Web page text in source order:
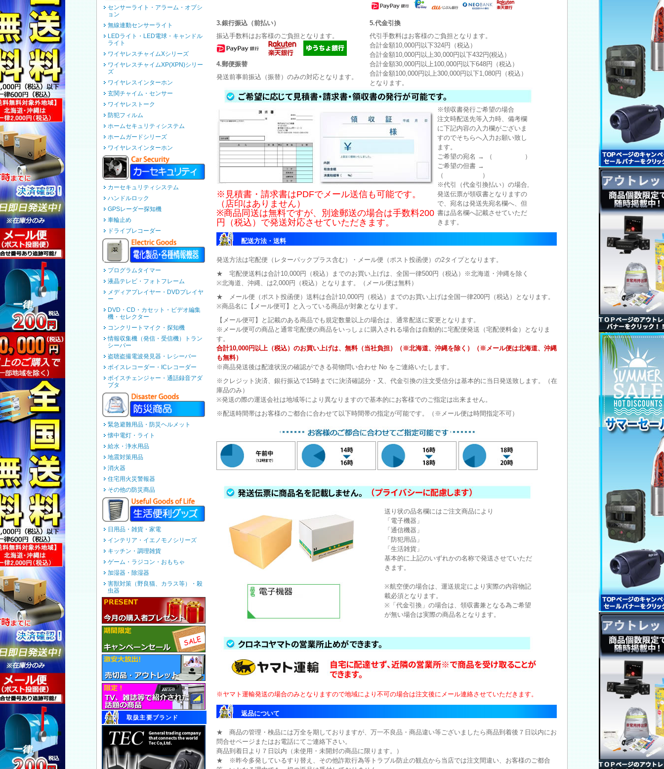
センサーライト・アラーム・オプシ
ョン
無線連動センサーライト
LEDライト・LED電球・キャンドル
ライト
ワイヤレスチャイムXシリーズ
ワイヤレスチャイムXP(XPN)シリー
ズ
ワイヤレスインターホン
玄関チャイム・センサー
ワイヤレストーク
防犯フィルム
ホームセキュリティシステム
ホームガードシリーズ
ワイヤレスインターホン
カーセキュリティシステム
ハンドルロック
GPSレーダー探知機
車輪止め
ドライブレコーダー
プログラムタイマー
液晶テレビ・フォトフレーム
メディアプレイヤー・DVDプレイヤ
ー
DVD・CD・カセット・ビデオ編集
機・セレクター
コンクリートマイク・探知機
情報収集機（発信・受信機）トラン
シーバー
盗聴盗撮電波発見器・レシーバー
ボイスレコーダー・ICレコーダー
ボイスチェンジャー・通話録音アダ
プタ
緊急避難用品・防災ヘルメット
懐中電灯・ライト
給水・浄水用品
地震対策用品
消火器
住宅用火災警報器
その他の防災商品
日用品・雑貨・家電
インテリア・イエノモノシリーズ
キッチン・調理雑貨
ゲーム・ラジコン・おもちゃ
加湿器・除湿器
害獣対策（野良猫、カラス等）・殺
虫器
取扱主要ブランド
3.銀行振込（前払い）
振込手数料はお客様のご負担となります。
4.郵便振替
発送前事前振込（振替）のみの対応となります。
5.代金引換
代引手数料はお客様のご負担となります。
合計金額10,000円以下324円（税込）
合計金額10,000円以上30,000円以下432円(税込）
合計金額30,000円以上100,000円以下648円（税込）
合計金額100,000円以上300,000円以下1,080円（税込）
となります。
※見積書・請求書はPDFでメール送信も可能です。
（店印はありません）
※商品同送は無料ですが、別途郵送の場合は手数料200
円（税込）で発送対応させていただきます。
※領収書発行ご希望の場合
注文時配送先等入力時、備考欄
に下記内容の入力欄がございま
すのでそちらへ入力お願い致し
ます。
ご希望の宛名 → （ ）
ご希望の但書 →
（ ）
※代引（代金引換払い）の場合,
発送伝票が領収書となりますの
で、宛名は発送先宛名欄へ、但
書は品名欄へ記載させていただ
きます。
配送方法・送料
発送方法は宅配便（レターパックプラス含む）・メール便（ポスト投函便）の2タイプとなります。
★ 宅配便送料は合計10,000円（税込）までのお買い上げは、全国一律500円（税込）※北海道・沖縄を除く
※北海道、沖縄、は2,000円（税込）となります。（メール便は無料）
★ メール便（ポスト投函便）送料は合計10,000円（税込）までのお買い上げは全国一律200円（税込）となります。
※商品名に【メール便可】と入っている商品が対象となります。
【メール便可】と記載のある商品でも規定数量以上の場合は、通常配送に変更となります。
※メール便可の商品と通常宅配便の商品をいっしょに購入される場合は自動的に宅配便発送（宅配便料金）となりま
す。
合計10,000円以上（税込）のお買い上げは、無料（当社負担）（※北海道、沖縄を除く）（※メール便は北海道、沖縄
も無料）
※商品発送後は配達状況の確認ができる荷物問い合わせ No をご連絡いたします。
※クレジット決済、銀行振込で15時までに決済確認分・又、代金引換の注文受信分は基本的に当日発送致します。（在
庫品のみ）
※発送の際の運送会社は地域等により異なりますので基本的にお客様でのご指定は出来ません。
※配送時間帯はお客様のご都合に合わせて以下時間帯の指定が可能です。（※メール便は時間指定不可）
送り状の品名欄にはご注文商品により
「電子機器」
「通信機器」
「防犯用品」
「生活雑貨」
基本的に上記のいずれかの名称で発送させていただ
きます。
※航空便の場合は、運送規定により実際の内容物記
載必須となります。
※「代金引換」の場合は、領収書兼となる為ご希望
が無い場合は実際の商品名となります。
※ヤマト運輸発送の場合のみとなりますので地域により不可の場合は注文後にメール連絡させていただきます。
返品について
★ 商品の管理・検品には万全を期しておりますが、万一不良品・商品違い等ございましたら商品到着後７日以内にお
問合せページまたはお電話にてご連絡下さい。
商品到着日より７日以内（未使用・未開封の商品に限ります。）
★ ※昨今多発しているすり替え、その他詐欺行為等トラブル防止の観点から当店では注文間違い、お客様のご都合